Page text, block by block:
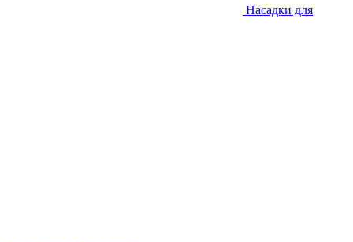
Насадки для